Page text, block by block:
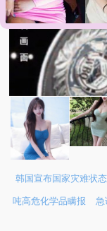
韩国宣布国家灾难状态
吨高危化学品瞒报